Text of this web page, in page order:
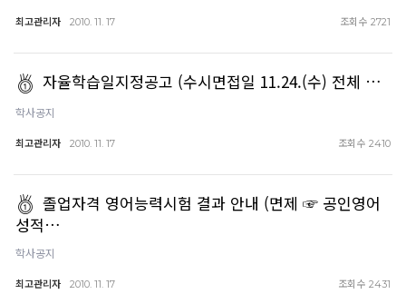
최고관리자 2010. 11. 17 조회수 2721
자율학습일지정공고 (수시면접일 11.24.(수) 전체 …
학사공지
최고관리자 2010. 11. 17 조회수 2410
졸업자격 영어능력시험 결과 안내 (면제 ☞ 공인영어
성적…
학사공지
최고관리자 2010. 11. 17 조회수 2431